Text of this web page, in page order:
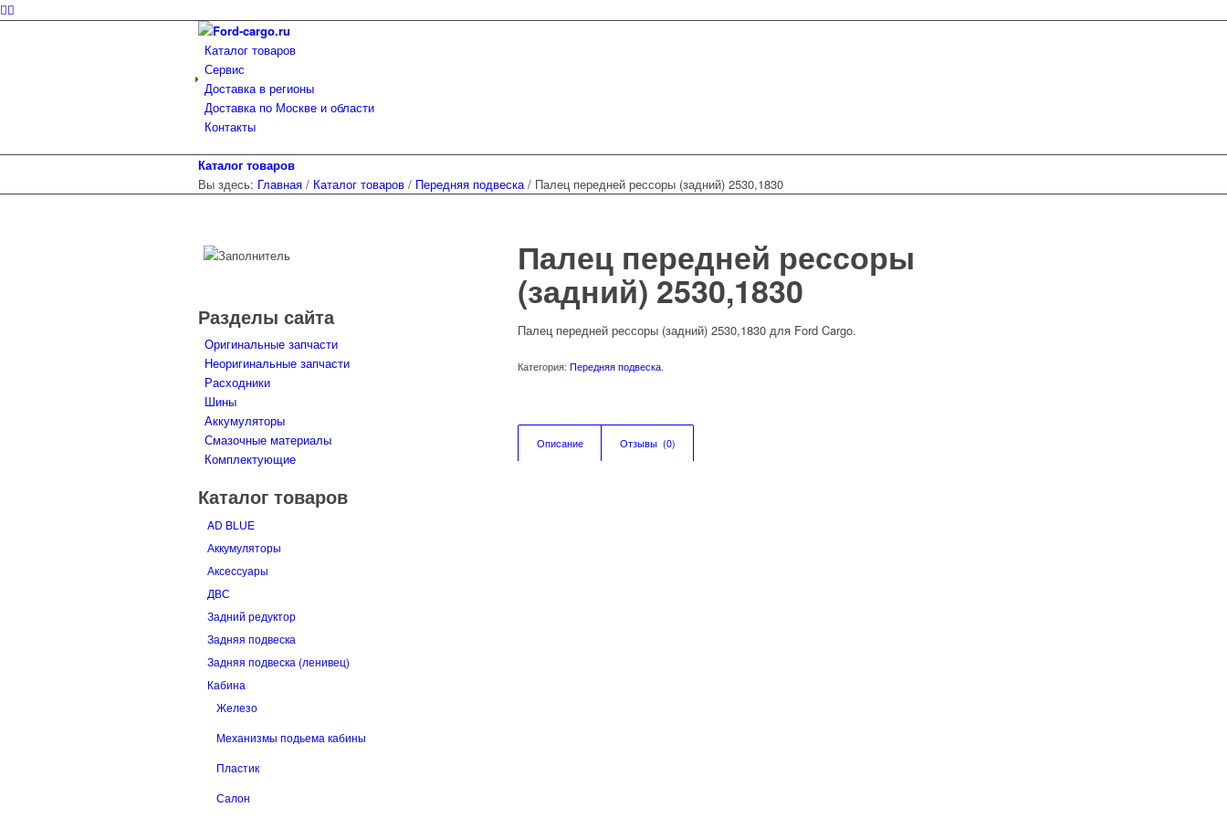
Каталог товаров
Сервис
Доставка в регионы
Доставка по Москве и области
Контакты
Каталог товаров
Вы здесь: Главная / Каталог товаров / Передняя подвеска / Палец передней рессоры (задний) 2530,1830
Разделы сайта
Оригинальные запчасти
Неоригинальные запчасти
Расходники
Шины
Аккумуляторы
Смазочные материалы
Комплектующие
Каталог товаров
AD BLUE
Аккумуляторы
Аксессуары
ДВС
Задний редуктор
Задняя подвеска
Задняя подвеска (ленивец)
Кабина
Железо
Механизмы подьема кабины
Пластик
Салон
Палец передней рессоры
(задний) 2530,1830
Палец передней рессоры (задний) 2530,1830 для Ford Cargo.
Категория:Передняя подвеска.
Описание Отзывы  (0)